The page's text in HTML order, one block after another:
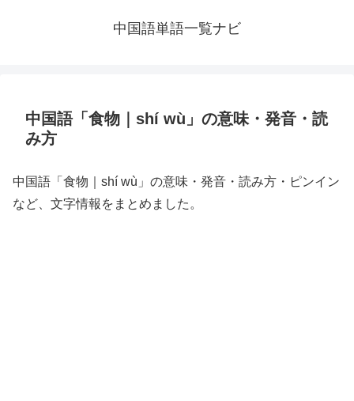
中国語単語一覧ナビ
中国語「食物｜shí wù」の意味・発音・読
み方
中国語「食物｜shí wù」の意味・発音・読み方・ピンイン
など、文字情報をまとめました。